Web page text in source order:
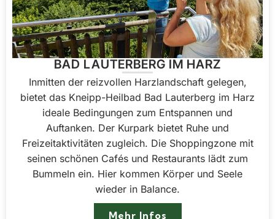
BAD LAUTERBERG IM HARZ
Inmitten der reizvollen Harzlandschaft gelegen,
bietet das Kneipp-Heilbad Bad Lauterberg im Harz
ideale Bedingungen zum Entspannen und
Auftanken. Der Kurpark bietet Ruhe und
Freizeitaktivitäten zugleich. Die Shoppingzone mit
seinen schönen Cafés und Restaurants lädt zum
Bummeln ein. Hier kommen Körper und Seele
wieder in Balance.
Mehr Infos